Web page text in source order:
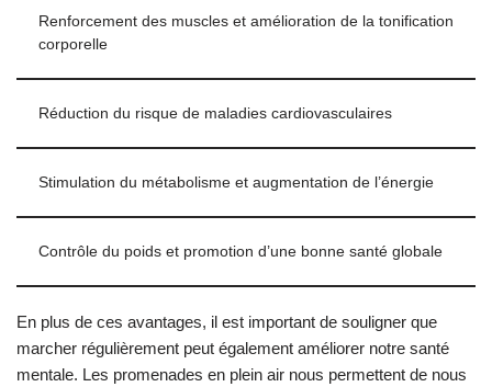
Renforcement des muscles et amélioration de la tonification
corporelle
Réduction du risque de maladies cardiovasculaires
Stimulation du métabolisme et augmentation de l’énergie
Contrôle du poids et promotion d’une bonne santé globale
En plus de ces avantages, il est important de souligner que
marcher régulièrement peut également améliorer notre santé
mentale. Les promenades en plein air nous permettent de nous